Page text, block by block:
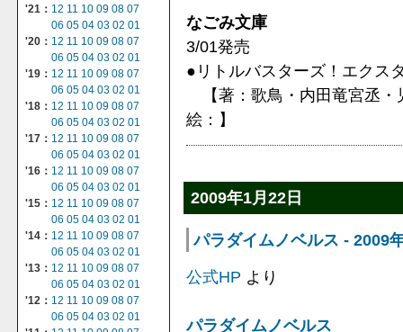
'21： 12 11 10 09 08 07
06 05 04 03 02 01
'20： 12 11 10 09 08 07
06 05 04 03 02 01
'19： 12 11 10 09 08 07
06 05 04 03 02 01
'18： 12 11 10 09 08 07
06 05 04 03 02 01
'17： 12 11 10 09 08 07
06 05 04 03 02 01
'16： 12 11 10 09 08 07
06 05 04 03 02 01
'15： 12 11 10 09 08 07
06 05 04 03 02 01
'14： 12 11 10 09 08 07
06 05 04 03 02 01
'13： 12 11 10 09 08 07
06 05 04 03 02 01
'12： 12 11 10 09 08 07
06 05 04 03 02 01
なごみ文庫
3/01発売
●リトルバスターズ！エク
【著：歌鳥・内田竜宮丞
絵：】
2009年1月22日
パラダイムノベルス - 2009
公式HP より
パラダイムノベルス